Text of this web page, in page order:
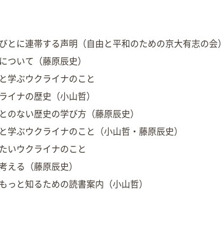
に連帯する声明（自由と平和のための京大有志の会）
いて（藤原辰史）
ぶウクライナのこと
イナの歴史（小山哲）
のない歴史の学び方（藤原辰史）
ぶウクライナのこと（小山哲・藤原辰史）
ウクライナのこと
える（藤原辰史）
っと知るための読書案内（小山哲）